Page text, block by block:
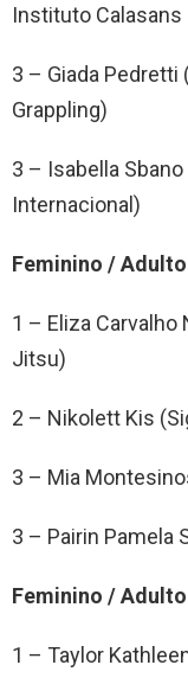
Instituto Calasans
3 – Giada
Grappling)
3 – Isabella
Internacional)
Feminino /
1 – Eliza
Jitsu)
2 – Nikolett Kis
3 – Mia
3 – Pairin Pamela
Feminino /
1 – Taylor